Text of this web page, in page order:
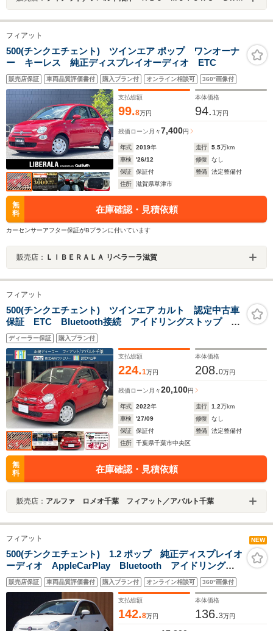
フィアット
500(チンクエチェント) ツインエア ポップ ワンオーナ
ー キーレス 純正ディスプレイオーディオ ETC
販売店保証 車両品質評価書付 購入プラン付 オンライン相談可 360°画像付
支払総額
99.8万円
本体価格
94. 1 万円
残価ローン 月々7,400円
年式 2019年 走行 5.5万km
車検
'26/12 修復
なし
保証
保証付 整備
法定整備付
住所
滋賀県草津市
無
料
在庫確認・見積依頼
カーセンサーアフター保証がBプランに付いています
販売店： ＬＩＢＥＲＡＬＡ リベラーラ滋賀
フィアット
500(チンクエチェント) ツインエア カルト 認定中古車
保証 ETC Bluetooth接続 アイドリングストップ キ
ーレスエントリー USB クルコン 盗難防止 横滑り
防止装置
ディーラー保証 購入プラン付
支払総額
224.1万円
本体価格
208.0万円
残価ローン 月々20,100円
年式 2022年 走行 1.2万km
車検
'27/09 修復
なし
保証
保証付 整備
法定整備付
住所
千葉県千葉市中央区
無
料
在庫確認・見積依頼
販売店： アルファ ロメオ千葉 フィアット／アバルト千葉
フィアット NEW
500(チンクエチェント) 1.2 ポップ 純正ディスプレイオ
ーディオ AppleCarPlay Bluetooth アイドリングス
トップ キーレス ハーフレザーシート ETC フォグ
ランプ ドライブレコーダー USB接続 ステアリング
スイッチ MTモード付AT 記録簿!!
販売店保証 車両品質評価書付 購入プラン付 オンライン相談可 360°画像付
支払総額
142.8万円
本体価格
136.3万円